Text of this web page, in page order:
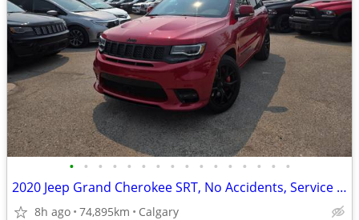
• • • • • • • • • • • • • • • •
2020 Jeep Grand Cherokee SRT, No Accidents, Service History #11163
8h ago 74,895km Calgary